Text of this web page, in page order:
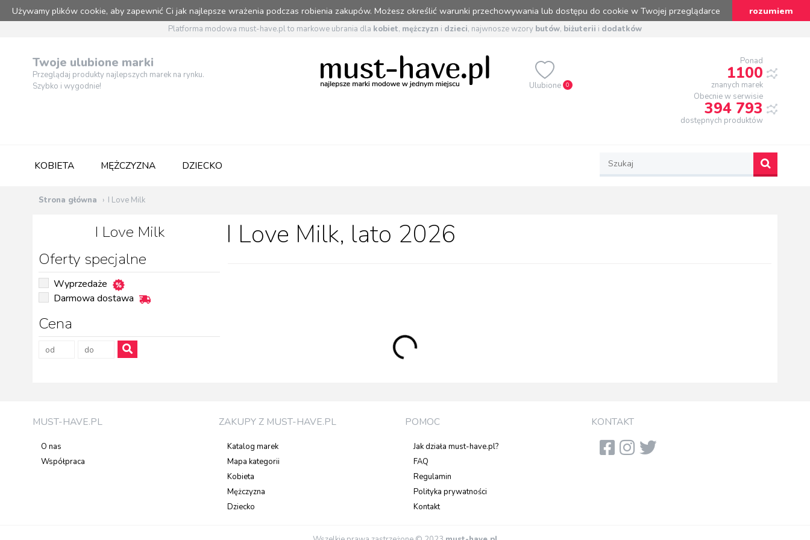
Używamy plików cookie, aby zapewnić Ci jak najlepsze wrażenia podczas robienia zakupów. Możesz określić warunki przechowywania lub dostępu do cookie w Twojej przeglądarce rozumiem
Platforma modowa must-have.pl to markowe ubrania dla kobiet, mężczyzn i dzieci, najwnosze wzory butów, biżuterii i dodatków
Twoje ulubione marki
Przeglądaj produkty najlepszych marek na rynku.
Szybko i wygodnie!
Ulubione 0
Ponad
1100
znanych marek
Obecnie w serwisie
394 793
dostępnych produktów
KOBIETA MĘŻCZYZNA DZIECKO
Strona główna I Love Milk
I Love Milk
Oferty specjalne
Wyprzedaże
Darmowa dostawa
Cena
I Love Milk, lato 2026
MUST-HAVE.PL
O nas
Współpraca
ZAKUPY Z MUST-HAVE.PL
Katalog marek
Mapa kategorii
Kobieta
Mężczyzna
Dziecko
POMOC
Jak działa must-have.pl?
FAQ
Regulamin
Polityka prywatności
Kontakt
KONTAKT